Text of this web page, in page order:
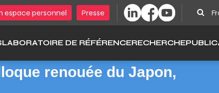
espace personnel Presse
LABORATOIRE DE RÉFÉRENCERECHERCHE
renouée du Japon,